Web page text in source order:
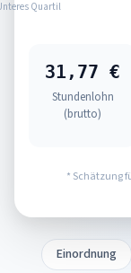
Quartil
31,77 €
Stundenlohn
(brutto)
* Schätzung
Einordnung